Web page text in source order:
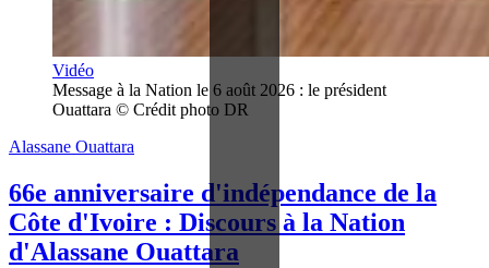
Vidéo
Message à la Nation le 6 août 2026 : le président
Ouattara © Crédit photo DR
Alassane Ouattara
66e anniversaire d'indépendance de la
Côte d'Ivoire : Discours à la Nation
d'Alassane Ouattara